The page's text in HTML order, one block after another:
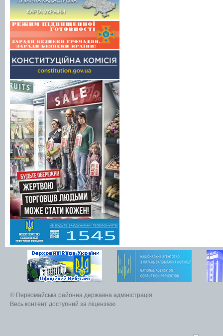
© Первомайська районна державна адміністрація
Весь контент доступний за ліцензією